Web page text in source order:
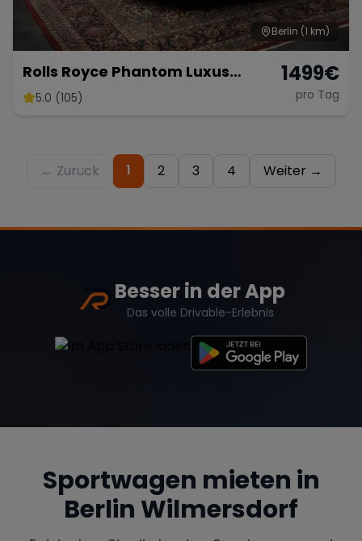
Berlin (1 km)
Rolls Royce Phantom Luxus
Limousine mieten Hochzeit Rolls
5.0 (105)
1499€
pro Tag
← Zurück 1 2 3 4 Weiter →
Besser in der App
Das volle Drivable-Erlebnis
Sportwagen mieten in
Berlin Wilmersdorf